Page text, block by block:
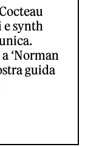
synth
‘Norman
guida